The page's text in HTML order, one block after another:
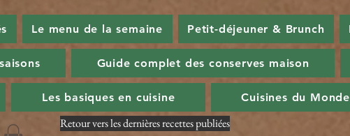
Le menu de la semaine Petit-déjeuner & Brunch
Guide complet des conserves maison
Les basiques en cuisine Cuisines du Monde
Retour vers les dernières recettes publiées